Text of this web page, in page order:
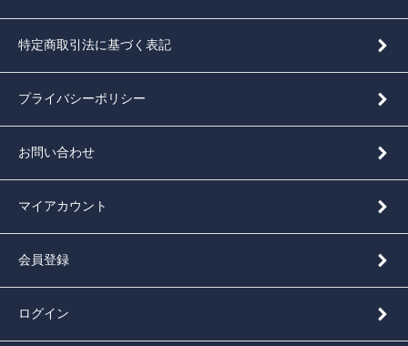
特定商取引法に基づく表記
プライバシーポリシー
お問い合わせ
マイアカウント
会員登録
ログイン